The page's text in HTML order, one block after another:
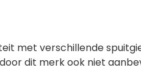
met verschillende
dit merk ook niet